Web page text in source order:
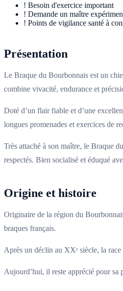
! Besoin d'exercice important
! Demande un maître
! Points de vigilance santé à
Présentation
Le Braque du Bourbonnais est un
combine vivacité, endurance et
Doté d’un flair fiable et d’une
longues promenades et exercices de
Très attaché à son maître, le Braque
respectés. Bien socialisé et éduqué
Origine et histoire
Originaire de la région du
braques français.
Après un déclin au XXᵉ siècle, la
Aujourd’hui, il reste apprécié pour sa